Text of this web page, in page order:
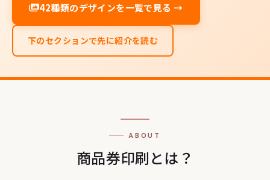
42種類のデザインを一覧で見る →
下のセクションで先に紹介を読む
ABOUT
商品券印刷とは？